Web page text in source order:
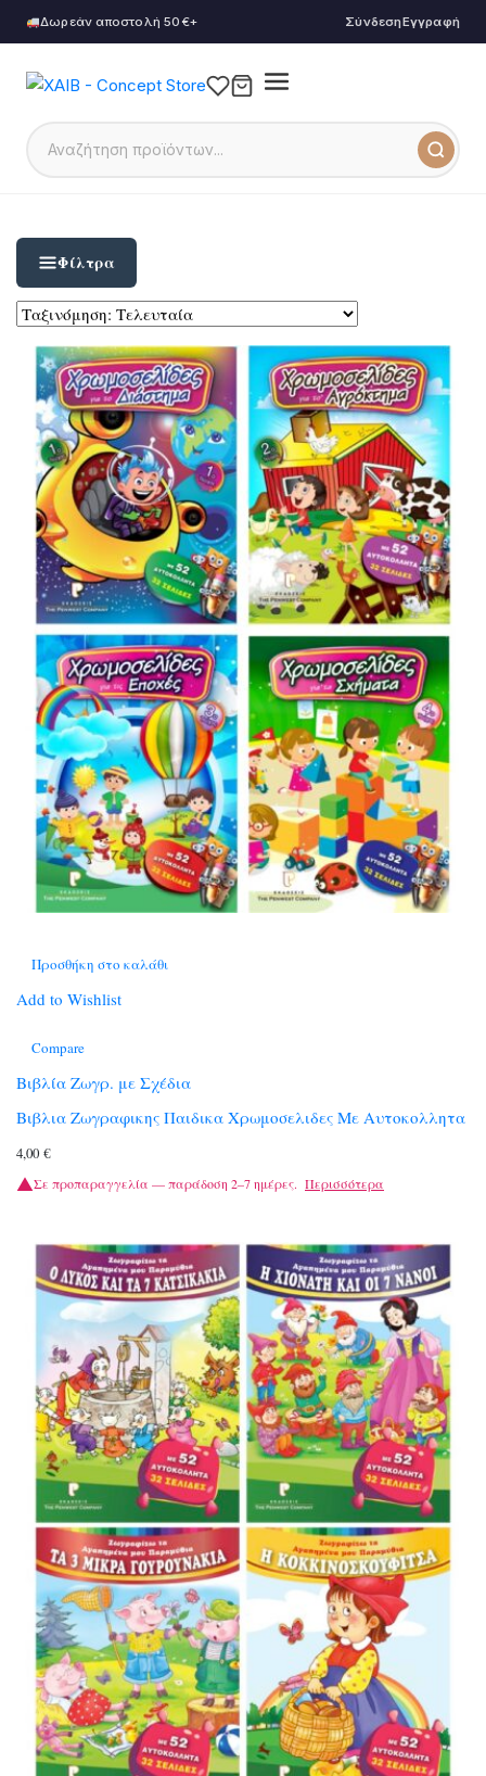
Δωρεάν αποστολή 50€+ ΣύνδεσηΕγγραφή
Φίλτρα
Προσθήκη στο καλάθι
Add to Wishlist
Compare
Βιβλία Ζωγρ. με Σχέδια
Βιβλια Ζωγραφικης Παιδικα Χρωμοσελιδες Με Αυτοκολλητα
4,00 €
Σε προπαραγγελία — παράδοση 2–7 ημέρες. Περισσότερα